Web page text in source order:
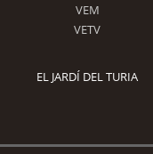
VEM
VETV
EL JARDÍ DEL TURIA